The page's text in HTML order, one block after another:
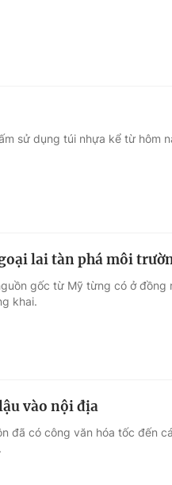
sử dụng túi nhựa kể từ hôm
lai tàn phá môi
gốc từ Mỹ từng có ở đồng
khai.
vào nội địa
đã có công văn hóa tốc đến